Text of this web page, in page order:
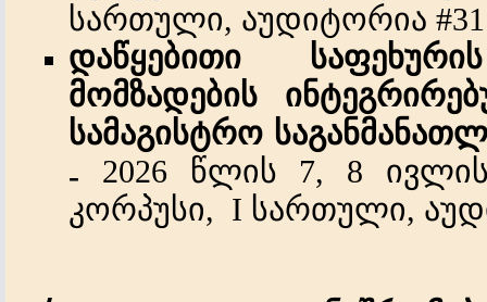
სართული, აუდიტორია
დაწყებითი
საფეხურის
მომზადების
სამაგისტრო
- 2026 წლის 7, 8
კორპუსი, I სართული,